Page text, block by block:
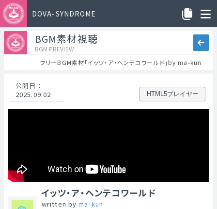
DOVA-SYNDROME
BGM素材視聴
BGM PREVIEW
フリーBGM素材「イッツ・ア・ヘンテコワールド」by ma-kun
公開日 ：
2025.09.02
HTML5プレイヤー
イッツ・ア・ヘンテコワールド
written byma-kun